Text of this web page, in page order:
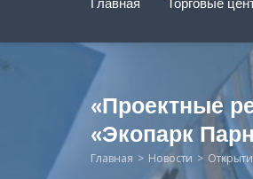
Главная Торговые
«Проектные
«Экопарк
Главная Новости